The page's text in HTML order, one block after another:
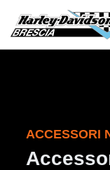
030 3366984
ACCESSORI